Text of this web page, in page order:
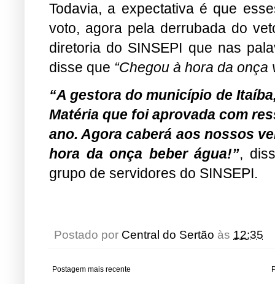
Todavia, a expectativa é que
voto, agora pela derrubada do
diretoria do SINSEPI que nas
disse que “Chegou à hora da onça
“A gestora do município de
Matéria que foi aprovada com
ano. Agora caberá aos nossos
hora da onça beber água!”,
grupo de servidores do SINSEPI.
Postado por Central do Sertão às 12:35
Postagem mais recente